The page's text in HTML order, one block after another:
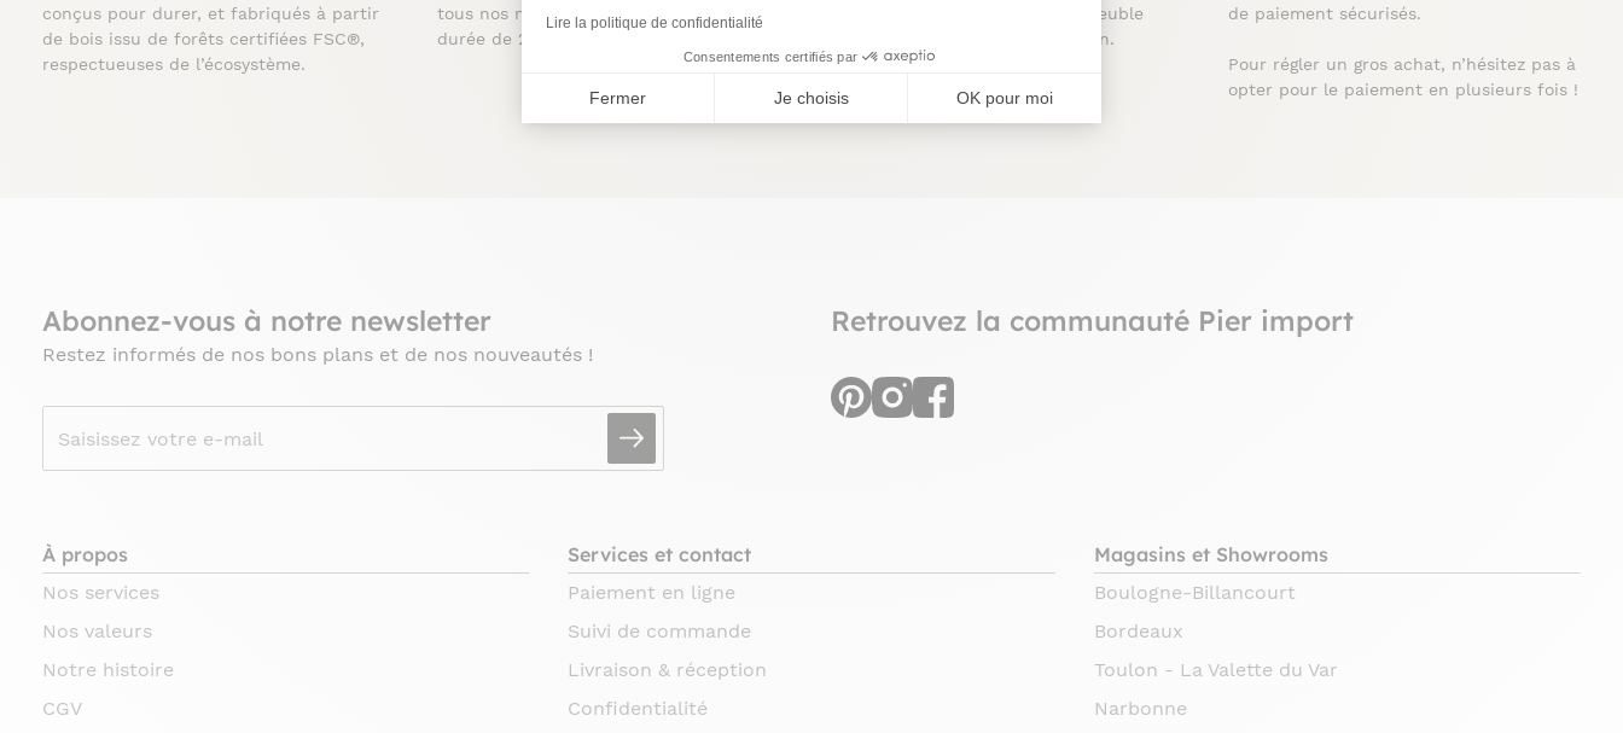
Lire la politique de confidentialité
Consentements certifiés par
Fermer Je choisis OK pour moi
conçus pour durer, et fabriqués à partir
de bois issu de forêts certifiées FSC®,
respectueuses de l’écosystème.
tous nos meubles sont garantis pour une
durée de 2 ans.
retourner gratuitement votre meuble
jusqu’à 15 jours après la livraison.
de paiement sécurisés.
Pour régler un gros achat, n’hésitez pas à
opter pour le paiement en plusieurs fois !
Abonnez-vous à notre newsletter
Restez informés de nos bons plans et de nos nouveautés !
Retrouvez la communauté Pier import
À propos
Nos services
Nos valeurs
Notre histoire
CGV
Services et contact
Paiement en ligne
Suivi de commande
Livraison & réception
Confidentialité
Magasins et Showrooms
Boulogne-Billancourt
Bordeaux
Toulon - La Valette du Var
Narbonne